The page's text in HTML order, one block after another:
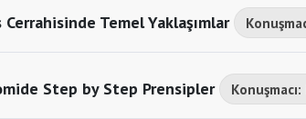
Temel Yaklaşımlar
Step by Step Prensipler Konuşmacı: